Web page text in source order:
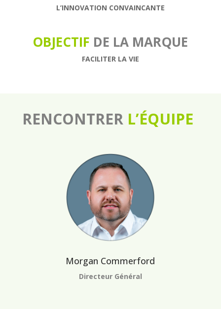
L’INNOVATION CONVAINCANTE
OBJECTIF DE LA MARQUE
FACILITER LA VIE
RENCONTRER L’ÉQUIPE
Morgan Commerford
Directeur Général